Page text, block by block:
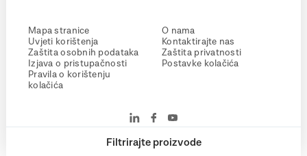
Filtrirajte proizvode
Mapa stranice
Uvjeti korištenja
Zaštita osobnih podataka
Izjava o pristupačnosti
Pravila o korištenju
kolačića
O nama
Kontaktirajte nas
Zaštita privatnosti
Postavke kolačića